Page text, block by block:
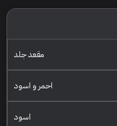
مقعد جلد
احمر و اسود
اسود